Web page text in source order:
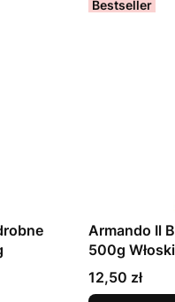
Bestseller
Armando Il
500g Włoski
Cena
12,50 zł